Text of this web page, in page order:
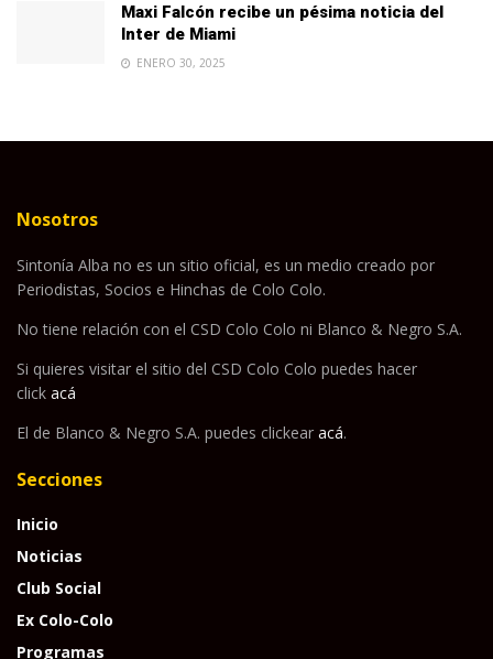
Maxi Falcón recibe un pésima noticia del
Inter de Miami
ENERO 30, 2025
Nosotros
Sintonía Alba no es un sitio oficial, es un medio creado por
Periodistas, Socios e Hinchas de Colo Colo.
No tiene relación con el CSD Colo Colo ni Blanco & Negro S.A.
Si quieres visitar el sitio del CSD Colo Colo puedes hacer
click acá
El de Blanco & Negro S.A. puedes clickear acá.
Secciones
Inicio
Noticias
Club Social
Ex Colo-Colo
Programas